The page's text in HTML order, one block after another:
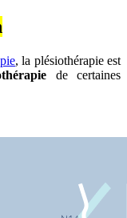
, la plésiothérapie est
de certaines